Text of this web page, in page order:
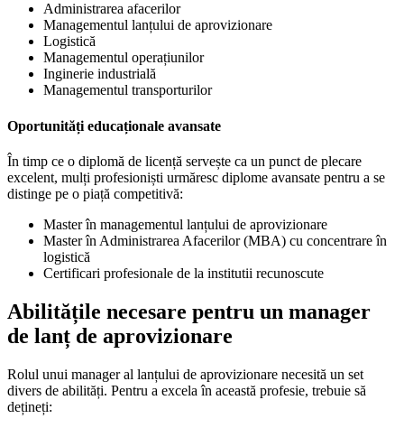
Administrarea afacerilor
Managementul lanțului de aprovizionare
Logistică
Managementul operațiunilor
Inginerie industrială
Managementul transporturilor
Oportunități educaționale avansate
În timp ce o diplomă de licență servește ca un punct de plecare
excelent, mulți profesioniști urmăresc diplome avansate pentru a se
distinge pe o piață competitivă:
Master în managementul lanțului de aprovizionare
Master în Administrarea Afacerilor (MBA) cu concentrare în
logistică
Certificari profesionale de la institutii recunoscute
Abilitățile necesare pentru un manager
de lanț de aprovizionare
Rolul unui manager al lanțului de aprovizionare necesită un set
divers de abilități. Pentru a excela în această profesie, trebuie să
dețineți: